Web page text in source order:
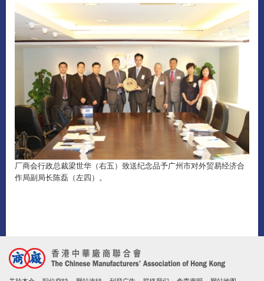
厂商会行政总裁梁世华（右五）致送纪念品予广州市对外贸易经济合
作局副局长陈磊（左四）。